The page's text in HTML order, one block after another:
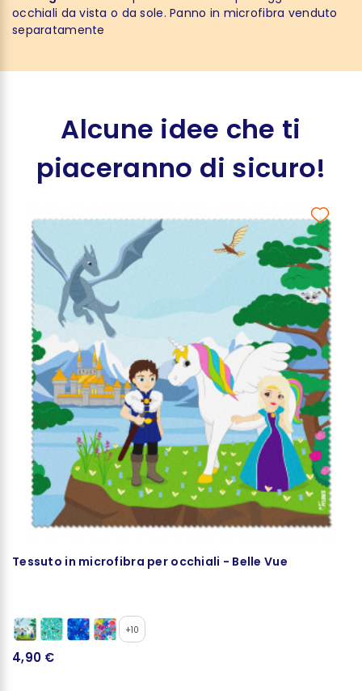
occhiali da vista o da sole. Panno in microfibra venduto
separatamente
Alcune idee che ti
piaceranno di sicuro!
Tessuto in microfibra per occhiali - Belle Vue
+10
4,90 €